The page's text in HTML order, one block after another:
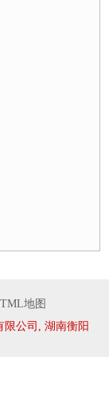
地图
限公司, 湖南衡阳